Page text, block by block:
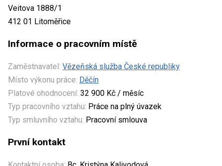
Veitova 1888/1
412 01 Litoměřice
Informace o pracovním místě
Zaměstnavatel: Vězeňská služba České republiky
Místo výkonu práce: Děčín
Platové ohodnocení: 32 900 Kč / měsíc
Typ pracovního vztahu: Práce na plný úvazek
Typ smluvního vztahu: Pracovní smlouva
První kontakt